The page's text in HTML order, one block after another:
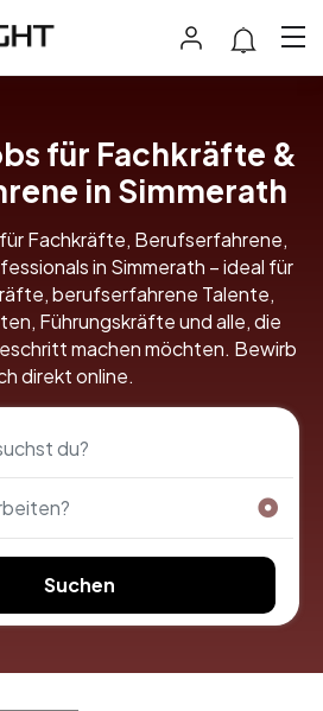
für Fachkräfte &
in Simmerath
Fachkräfte, Berufserfahrene,
in Simmerath – ideal für
berufserfahrene Talente,
Führungskräfte und alle, die
machen möchten. Bewirb
direkt online.
Suchen